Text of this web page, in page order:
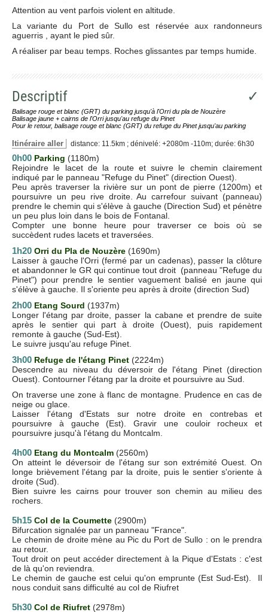
Attention au vent parfois violent en altitude.
La variante du Port de Sullo est réservée aux randonneurs
aguerris , ayant le pied sûr.
A réaliser par beau temps. Roches glissantes par temps humide.
Descriptif ✓
Balisage rouge et blanc (GRT) du parking jusqu'à l'Orri du pla de Nouzère
Balisage jaune + cairns de l'Orri jusqu'au refuge du Pinet
Pour le retour, balisage rouge et blanc (GRT) du refuge du Pinet jusqu'au parking
Itinéraire aller distance: 11.5km ; dénivelé: +2080m -110m; durée: 6h30
0h00 Parking (1180m)
Rejoindre le lacet de la route et suivre le chemin clairement
indiqué par le panneau "Refuge du Pinet" (direction Ouest).
Peu après traverser la rivière sur un pont de pierre (1200m) et
poursuivre un peu rive droite. Au carrefour suivant (panneau)
prendre le chemin qui s'élève à gauche (Direction Sud) et pénètre
un peu plus loin dans le bois de Fontanal.
Compter une bonne heure pour traverser ce bois où se
succèdent rudes lacets et traversées.
1h20 Orri du Pla de Nouzère (1690m)
Laisser à gauche l'Orri (fermé par un cadenas), passer la clôture
et abandonner le GR qui continue tout droit (panneau "Refuge du
Pinet") pour prendre le sentier vaguement balisé en jaune qui
s'élève à gauche. Il s'oriente peu après à droite (direction Sud)
2h00 Etang Sourd (1937m)
Longer l'étang par droite, passer la cabane et prendre de suite
après le sentier qui part à droite (Ouest), puis rapidement
remonte à gauche (Sud-Est).
Le suivre jusqu'au refuge Pinet.
3h00 Refuge de l'étang Pinet (2224m)
Descendre au niveau du déversoir de l'étang Pinet (direction
Ouest). Contourner l'étang par la droite et poursuivre au Sud.
On traverse une zone à flanc de montagne. Prudence en cas de
neige ou glace.
Laisser l'étang d'Estats sur notre droite en contrebas et
poursuivre à gauche (Est). Gravir une couloir rocheux et
poursuivre jusqu'à l'étang du Montcalm.
4h00 Etang du Montcalm (2560m)
On atteint le déversoir de l'étang sur son extrémité Ouest. On
longe brièvement l'étang par la droite, puis le sentier s'oriente à
droite (Sud).
Bien suivre les cairns pour trouver son chemin au milieu des
rochers.
5h15 Col de la Coumette (2900m)
Bifurcation signalée par un panneau "France".
Le chemin de droite mène au Pic du Port de Sullo : on le prendra
au retour.
Tout droit on peut accéder directement à la Pique d'Estats : c'est
de là qu'on reviendra.
Le chemin de gauche est celui qu'on emprunte (Est Sud-Est). Il
nous conduit sans difficulté au col de Riufret
5h30 Col de Riufret (2978m)